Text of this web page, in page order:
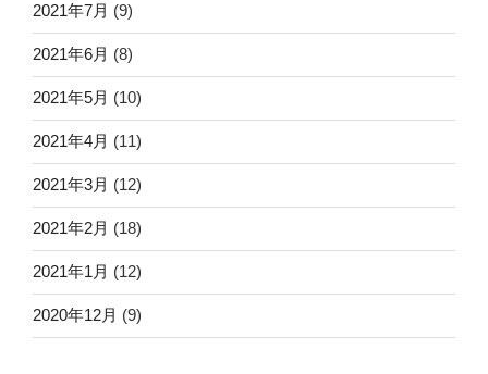
2021年7月 (9)
2021年6月 (8)
2021年5月 (10)
2021年4月 (11)
2021年3月 (12)
2021年2月 (18)
2021年1月 (12)
2020年12月 (9)